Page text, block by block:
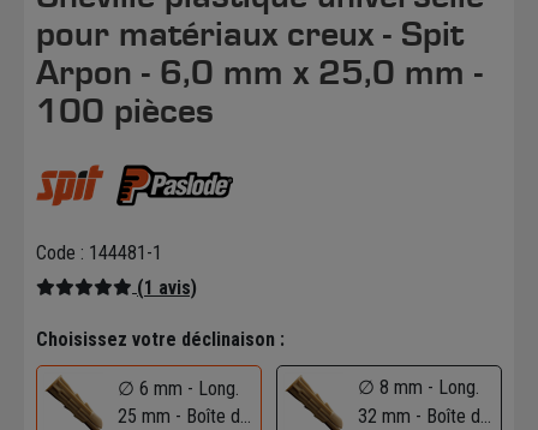
pour matériaux creux - Spit
Arpon - 6,0 mm x 25,0 mm -
100 pièces
Code : 144481-1
(1 avis)
Choisissez votre déclinaison :
∅ 6 mm - Long.
25 mm - Boîte de
∅ 8 mm - Long.
32 mm - Boîte de